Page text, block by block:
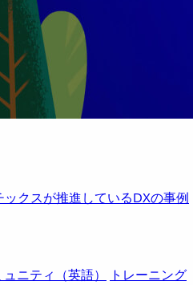
クスが推進しているDXの事例
ュニティ（英語）
トレーニング